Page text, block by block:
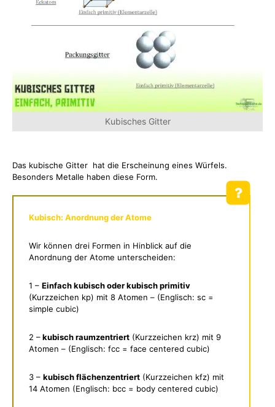
Kubisches Gitter
Das kubische Gitter hat die Erscheinung eines Würfels.
Besonders Metalle haben diese Form.
Kubisch: Anordnung der Atome
Wir können drei Formen in Hinblick auf die
Anordnung der Atome unterscheiden:
1 – Einfach kubisch oder kubisch primitiv
(Kurzzeichen kp) mit 8 Atomen – (Englisch: sc =
simple cubic)
2 –kubisch raumzentriert (Kurzzeichen krz) mit 9
Atomen – (Englisch: fcc = face centered cubic)
3 – kubisch flächenzentriert (Kurzzeichen kfz) mit
14 Atomen (Englisch: bcc = body centered cubic)